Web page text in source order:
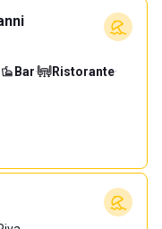
Bar· Ristorante·